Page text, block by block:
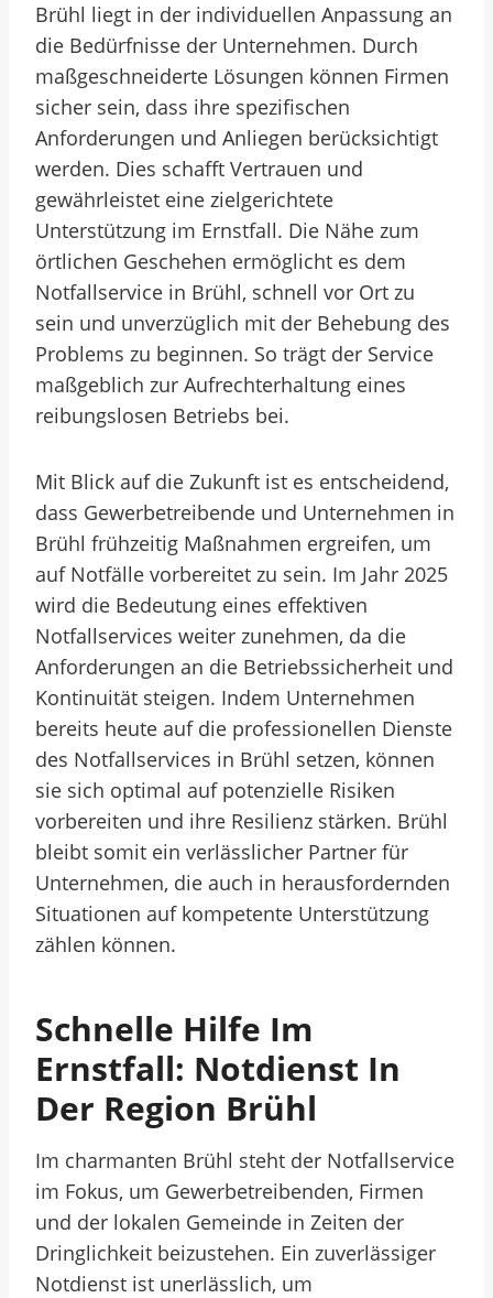
Brühl liegt in der individuellen Anpassung an
die Bedürfnisse der Unternehmen. Durch
maßgeschneiderte Lösungen können Firmen
sicher sein, dass ihre spezifischen
Anforderungen und Anliegen berücksichtigt
werden. Dies schafft Vertrauen und
gewährleistet eine zielgerichtete
Unterstützung im Ernstfall. Die Nähe zum
örtlichen Geschehen ermöglicht es dem
Notfallservice in Brühl, schnell vor Ort zu
sein und unverzüglich mit der Behebung des
Problems zu beginnen. So trägt der Service
maßgeblich zur Aufrechterhaltung eines
reibungslosen Betriebs bei.
Mit Blick auf die Zukunft ist es entscheidend,
dass Gewerbetreibende und Unternehmen in
Brühl frühzeitig Maßnahmen ergreifen, um
auf Notfälle vorbereitet zu sein. Im Jahr 2025
wird die Bedeutung eines effektiven
Notfallservices weiter zunehmen, da die
Anforderungen an die Betriebssicherheit und
Kontinuität steigen. Indem Unternehmen
bereits heute auf die professionellen Dienste
des Notfallservices in Brühl setzen, können
sie sich optimal auf potenzielle Risiken
vorbereiten und ihre Resilienz stärken. Brühl
bleibt somit ein verlässlicher Partner für
Unternehmen, die auch in herausfordernden
Situationen auf kompetente Unterstützung
zählen können.
Schnelle Hilfe Im
Ernstfall: Notdienst In
Der Region Brühl
Im charmanten Brühl steht der Notfallservice
im Fokus, um Gewerbetreibenden, Firmen
und der lokalen Gemeinde in Zeiten der
Dringlichkeit beizustehen. Ein zuverlässiger
Notdienst ist unerlässlich, um